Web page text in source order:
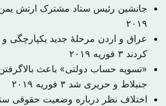
جانشین رئیس ستاد مشترک ارتش
۲۰۱۹
عراق و اردن مرحلهٔ جدید یکپارچگی و
کردند ۳ فوریه ۲۰۱۹
«تسویه حساب دولتی» باعث
جنبلاط و حریری شد ۳ فوریه ۲۰۱۹
اختلاف نظر درباره وضعیت حقوقی